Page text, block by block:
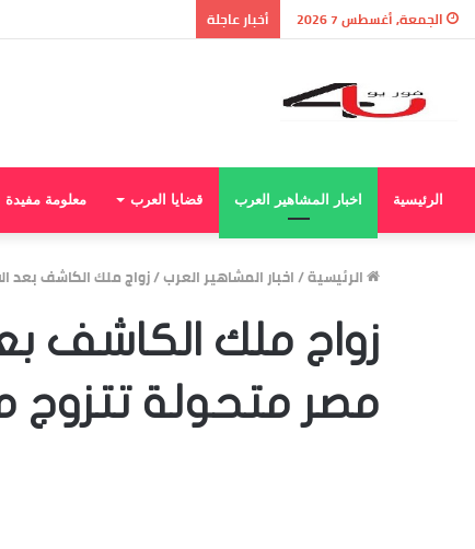
الجمعة, أغسطس 7 2026 أخبار عاجلة
الرئيسية اخبار المشاهير العرب قضايا العرب معلومة مفيدة
الرئيسية/اخبار المشاهير العرب/زواج ملك الكاشف بعد
زواج ملك الكاشف
مصر متحولة تتزوج